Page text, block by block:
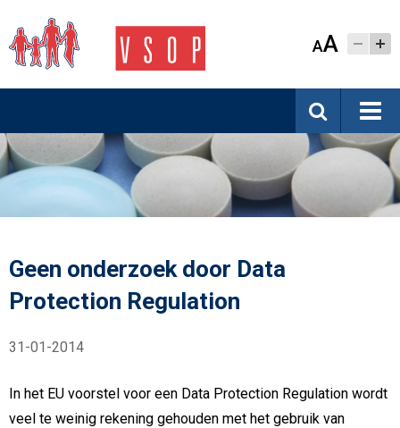
AA
Geen onderzoek door Data
Protection Regulation
31-01-2014
In het EU voorstel voor een Data Protection Regulation wordt
veel te weinig rekening gehouden met het gebruik van